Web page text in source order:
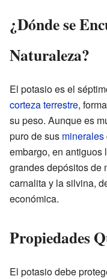
¿Dónde se
Naturaleza?
El potasio es el
corteza terrestre,
su peso. Aunque es
puro de sus minerales
embargo, en antiguos
grandes depósitos de
carnalita y la silvina,
económica.
Propiedades
El potasio debe